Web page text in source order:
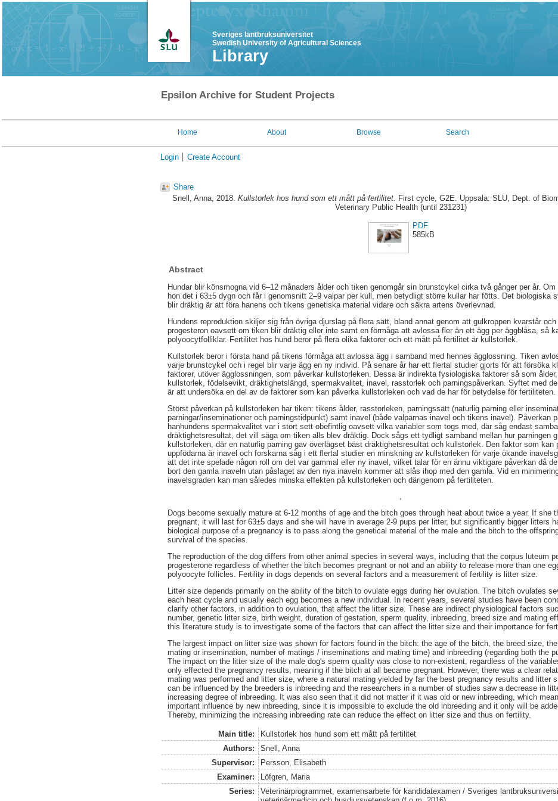
Sveriges lantbruksuniversitet
Swedish University of Agricultural Sciences
Library
Epsilon Archive for Student Projects
Home About Browse Search
Login Create Account
Share
Snell, Anna, 2018. Kullstorlek hos hund som ett mått på fertilitet. First cycle, G2E. Uppsala: SLU, Dept. of
Veterinary Public Health (until 231231)
PDF
585kB
Abstract
Hundar blir könsmogna vid 6–12 månaders ålder och tiken genomgår sin brunstcykel cirka två gånger per år.
hon det i 63±5 dygn och får i genomsnitt 2–9 valpar per kull, men betydligt större kullar har fötts. Det biologiska
blir dräktig är att föra hanens och tikens genetiska material vidare och säkra artens överlevnad.
Hundens reproduktion skiljer sig från övriga djurslag på flera sätt, bland annat genom att gulkroppen kvarstår och
progesteron oavsett om tiken blir dräktig eller inte samt en förmåga att avlossa fler än ett ägg per äggblåsa, så
polyoocytfolliklar. Fertilitet hos hund beror på flera olika faktorer och ett mått på fertilitet är kullstorlek.
Kullstorlek beror i första hand på tikens förmåga att avlossa ägg i samband med hennes ägglossning. Tiken
varje brunstcykel och i regel blir varje ägg en ny individ. På senare år har ett flertal studier gjorts för att försöka
faktorer, utöver ägglossningen, som påverkar kullstorleken. Dessa är indirekta fysiologiska faktorer så som
kullstorlek, födelsevikt, dräktighetslängd, spermakvalitet, inavel, rasstorlek och parningspåverkan. Syftet med
är att undersöka en del av de faktorer som kan påverka kullstorleken och vad de har för betydelse för fertiliteten.
Störst påverkan på kullstorleken har tiken: tikens ålder, rasstorleken, parningssätt (naturlig parning eller
parningar/inseminationer och parningstidpunkt) samt inavel (både valparnas inavel och tikens inavel). Påverkan
hanhundens spermakvalitet var i stort sett obefintlig oavsett vilka variabler som togs med, där såg endast
dräktighetsresultat, det vill säga om tiken alls blev dräktig. Dock sågs ett tydligt samband mellan hur parningen
kullstorleken, där en naturlig parning gav överlägset bäst dräktighetsresultat och kullstorlek. Den faktor som kan
uppfödarna är inavel och forskarna såg i ett flertal studier en minskning av kullstorleken för varje ökande
att det inte spelade någon roll om det var gammal eller ny inavel, vilket talar för en ännu viktigare påverkan då
bort den gamla inaveln utan påslaget av den nya inaveln kommer att slås ihop med den gamla. Vid en
inavelsgraden kan man således minska effekten på kullstorleken och därigenom på fertiliteten.
,
Dogs become sexually mature at 6-12 months of age and the bitch goes through heat about twice a year. If she
pregnant, it will last for 63±5 days and she will have in average 2-9 pups per litter, but significantly bigger litters
biological purpose of a pregnancy is to pass along the genetical material of the male and the bitch to the
survival of the species.
The reproduction of the dog differs from other animal species in several ways, including that the corpus luteum
progesterone regardless of whether the bitch becomes pregnant or not and an ability to release more than one
polyoocyte follicles. Fertility in dogs depends on several factors and a measurement of fertility is litter size.
Litter size depends primarily on the ability of the bitch to ovulate eggs during her ovulation. The bitch ovulates
each heat cycle and usually each egg becomes a new individual. In recent years, several studies have been
clarify other factors, in addition to ovulation, that affect the litter size. These are indirect physiological factors
number, genetic litter size, birth weight, duration of gestation, sperm quality, inbreeding, breed size and mating
this literature study is to investigate some of the factors that can affect the litter size and their importance for
The largest impact on litter size was shown for factors found in the bitch: the age of the bitch, the breed size,
mating or insemination, number of matings / inseminations and mating time) and inbreeding (regarding both the
The impact on the litter size of the male dog's sperm quality was close to non-existent, regardless of the
only effected the pregnancy results, meaning if the bitch at all became pregnant. However, there was a clear
mating was performed and litter size, where a natural mating yielded by far the best pregnancy results and litter
can be influenced by the breeders is inbreeding and the researchers in a number of studies saw a decrease in
increasing degree of inbreeding. It was also seen that it did not matter if it was old or new inbreeding, which
important influence by new inbreeding, since it is impossible to exclude the old inbreeding and it only will be
Thereby, minimizing the increasing inbreeding rate can reduce the effect on litter size and thus on fertility.
Main title:
Kullstorlek hos hund som ett mått på fertilitet
Authors:
Snell, Anna
Supervisor:
Persson, Elisabeth
Examiner:
Löfgren, Maria
Series:
Veterinärprogrammet, examensarbete för kandidatexamen / Sveriges